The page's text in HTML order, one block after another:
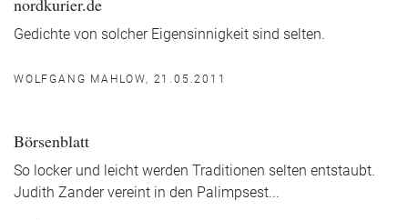
nordkurier.de
Gedichte von solcher Eigensinnigkeit sind selten.
WOLFGANG MAHLOW, 21.05.2011
Börsenblatt
So locker und leicht werden Traditionen selten entstaubt.
Judith Zander vereint in den Palimpsest...